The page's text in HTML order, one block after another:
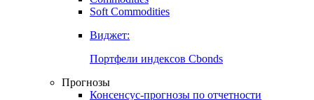
Золото
Бензин
Soft Commodities
Виджет: